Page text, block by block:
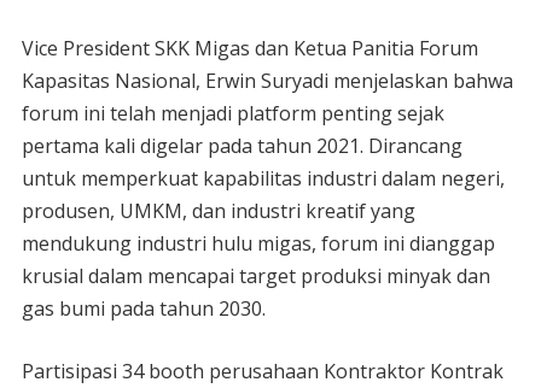
Vice President SKK Migas dan Ketua Panitia Forum
Kapasitas Nasional, Erwin Suryadi menjelaskan bahwa
forum ini telah menjadi platform penting sejak
pertama kali digelar pada tahun 2021. Dirancang
untuk memperkuat kapabilitas industri dalam negeri,
produsen, UMKM, dan industri kreatif yang
mendukung industri hulu migas, forum ini dianggap
krusial dalam mencapai target produksi minyak dan
gas bumi pada tahun 2030.
Partisipasi 34 booth perusahaan Kontraktor Kontrak